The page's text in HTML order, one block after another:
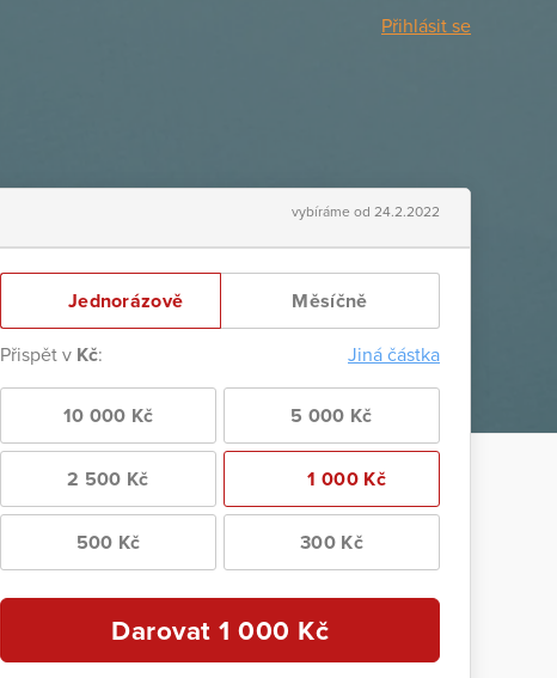
Přihlásit se
vybíráme od 24.2.2022
Jednorázově Měsíčně
Přispět v Kč: Jiná částka
10 000 Kč 5 000 Kč
2 500 Kč 1 000 Kč
500 Kč 300 Kč
Darovat 1 000 Kč